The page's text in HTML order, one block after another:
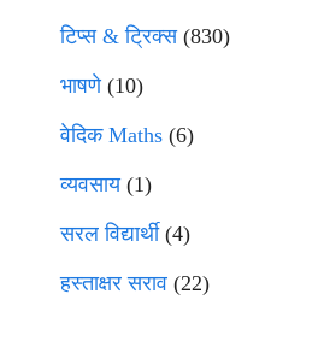
टिप्स & ट्रिक्स(830)
भाषणे(10)
वेदिक Maths (6)
व्यवसाय(1)
सरल विद्यार्थी(4)
हस्ताक्षर सराव (22)